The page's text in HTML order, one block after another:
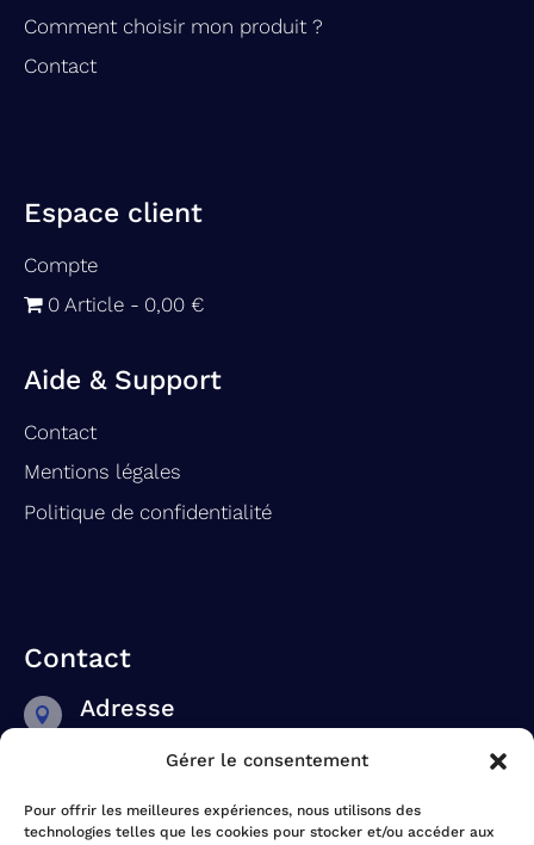
Gérer le consentement
Pour offrir les meilleures expériences, nous utilisons des
technologies telles que les cookies pour stocker et/ou accéder aux
Comment choisir mon produit ?
Contact
Espace client
Compte
0 Article
0,00 €
Aide & Support
Contact
Mentions légales
Politique de confidentialité
Contact
 Adresse
6 rue Marcel Gaillot
54220 MALZEVILLE